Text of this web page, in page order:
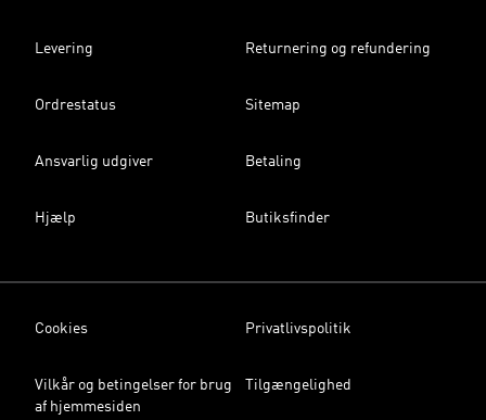
Levering Returnering og refundering
Ordrestatus Sitemap
Ansvarlig udgiver Betaling
Hjælp Butiksfinder
Cookies Privatlivspolitik
Vilkår og betingelser for brug
af hjemmesiden
Tilgængelighed